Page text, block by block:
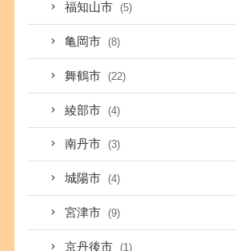
福知山市 (5)
亀岡市 (8)
舞鶴市 (22)
綾部市 (4)
南丹市 (3)
城陽市 (4)
宮津市 (9)
京丹後市 (1)